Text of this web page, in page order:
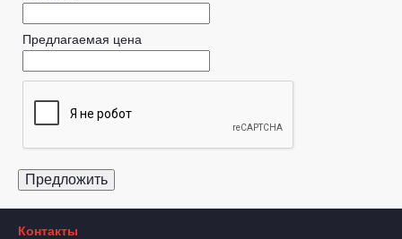
Предлагаемая цена
Контакты